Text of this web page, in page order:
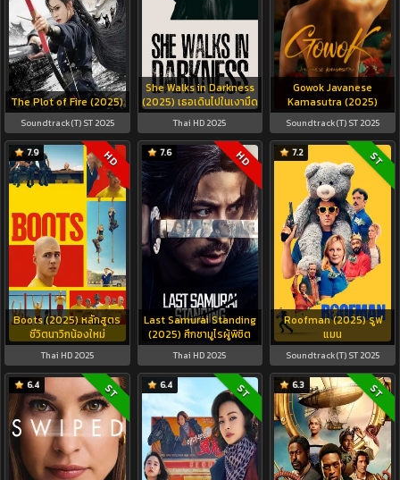
The Plot of Fire (2025)
Soundtrack(T) ST 2025
She Walks in Darkness
(2025) เธอเดินไปในเงามืด
Thai HD 2025
Gowok Javanese
Kamasutra (2025)
Soundtrack(T) ST 2025
Boots (2025) หลักสูตร
ชีวิตนาวิกน้องใหม่
7.9 HD
Thai HD 2025
Last Samurai Standing
(2025) ศึกซามูไรผู้พิชิต
7.6 HD
Thai HD 2025
Roofman (2025) รูฟ
แมน
7.2 ST
Soundtrack(T) ST 2025
6.4 ST 6.4 ST 6.3 ST